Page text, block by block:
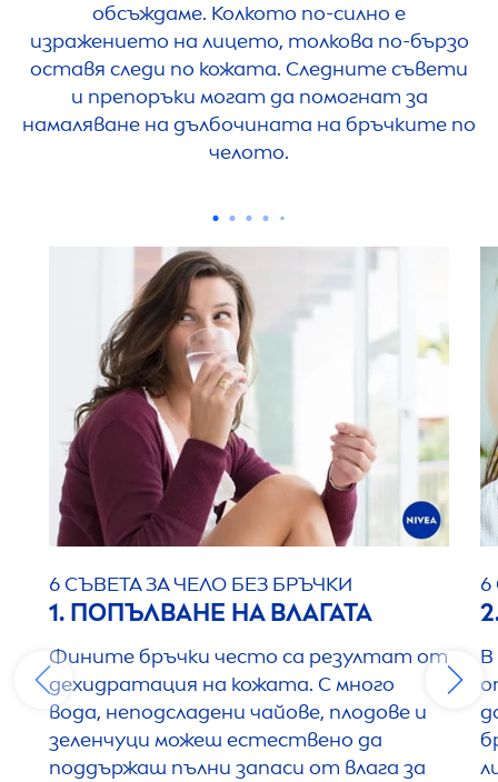
обсъждаме. Колкото по-силно е
изражението на лицето, толкова по-бързо
оставя следи по кожата. Следните съвети
и препоръки могат да помогнат за
намаляване на дълбочината на бръчките по
челото.
6 СЪВЕТА ЗА ЧЕЛО БЕЗ БРЪЧКИ
1. ПОПЪЛВАНЕ НА ВЛАГАТА
Фините бръчки често са резултат от
дехидратация на кожата. С много
вода, неподсладени чайове, плодове и
зеленчуци можеш естествено да
поддържаш пълни запаси от влага за
6
В